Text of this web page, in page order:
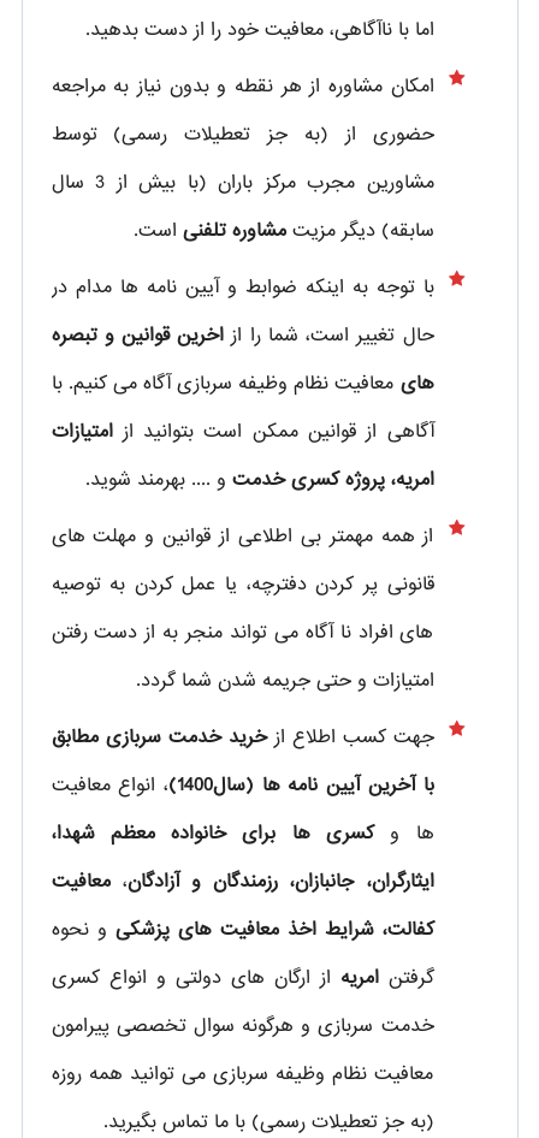
اما با ناآگاهی، معافیت خود را از دست بدهید.
امکان مشاوره از هر نقطه و بدون نیاز به مراجعه
حضوری از
(به جز تعطیلات رسمی) توسط
مشاورین مجرب مرکز باران (با بیش از 3 سال
سابقه) دیگر مزیتمشاوره تلفنی است.
با توجه به اینکه ضوابط و آیین نامه ها مدام در
حال تغییر است، شما را از اخرین قوانین و تبصره
های معافیت نظام وظیفه سربازی آگاه می کنیم. با
آگاهی از قوانین ممکن است بتوانید از امتیازات
امریه، پروژه کسری خدمت و .... بهرمند شوید.
از همه مهمتر بی اطلاعی از قوانین و مهلت های
قانونی پر کردن دفترچه، یا عمل کردن به توصیه
های افراد نا آگاه می تواند منجر به از دست رفتن
امتیازات و حتی جریمه شدن شما گردد.
جهت کسب اطلاع از خرید خدمت سربازی مطابق
با آخرین آیین نامه ها (سال1400)
، انواع معافیت
ها و کسری ها برای خانواده معظم شهدا،
ایثارگران، جانبازان، رزمندگان و آزادگان،معافیت
کفالت، شرایط اخذ معافیت های پزشکی و نحوه
گرفتنامریه از ارگان های دولتی و انواع کسری
خدمت سربازی و هرگونه سوال تخصصی پیرامون
معافیت نظام وظیفه سربازی می توانید همه روزه
(به جز تعطیلات رسمی) با ما تماس بگیرید.